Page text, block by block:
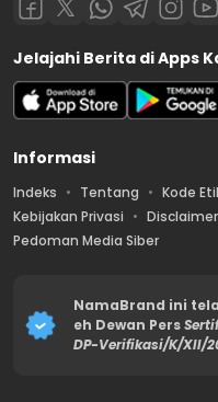
Jelajahi Berita di Apps
Informasi
Indeks Tentang Kode
Kebijakan Privasi
Disclaimer
Pedoman Media Siber
NamaBrand ini
eh Dewan Pers
DP-Verifikasi/K/XII/